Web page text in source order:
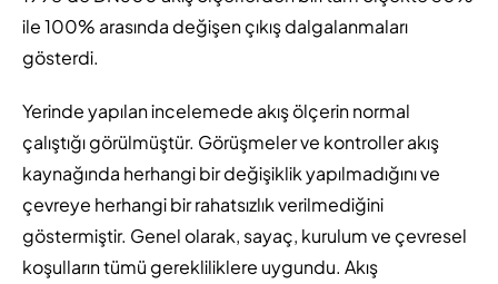
ile 100% arasında değişen çıkış dalgalanmaları
gösterdi.
Yerinde yapılan incelemede akış ölçerin normal
çalıştığı görülmüştür. Görüşmeler ve kontroller akış
kaynağında herhangi bir değişiklik yapılmadığını ve
çevreye herhangi bir rahatsızlık verilmediğini
göstermiştir. Genel olarak, sayaç, kurulum ve çevresel
koşulların tümü gerekliliklere uygundu. Akış